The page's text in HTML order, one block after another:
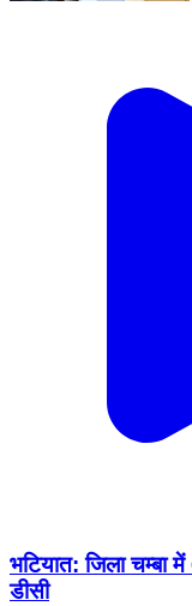
भटियात: जिला चम्बा
डीसी